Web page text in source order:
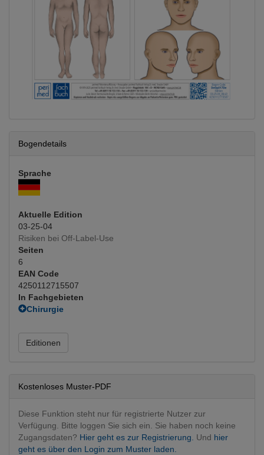
Bogendetails
Sprache
Aktuelle Edition
03-25-04
Risiken bei Off-Label-Use
Seiten
6
EAN Code
4250112715507
In Fachgebieten
Chirurgie
Dermatologie
Dermatologie operativ
Editionen
Kostenloses Muster-PDF
Diese Funktion steht nur für registrierte Nutzer zur
Verfügung. Bitte loggen Sie sich ein. Sie haben noch keine
Zugangsdaten? Hier geht es zur Registrierung. Und hier
geht es über den Login zum Muster laden.